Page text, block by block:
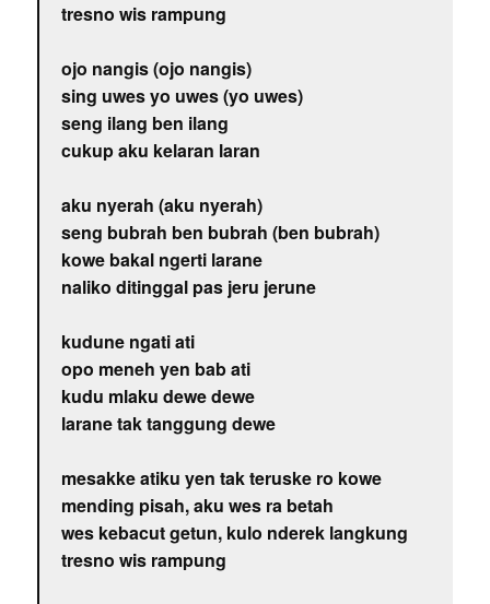
tresno wis rampung
ojo nangis (ojo nangis)
sing uwes yo uwes (yo uwes)
seng ilang ben ilang
cukup aku kelaran laran
aku nyerah (aku nyerah)
seng bubrah ben bubrah (ben bubrah)
kowe bakal ngerti larane
naliko ditinggal pas jeru jerune
kudune ngati ati
opo meneh yen bab ati
kudu mlaku dewe dewe
larane tak tanggung dewe
mesakke atiku yen tak teruske ro kowe
mending pisah, aku wes ra betah
wes kebacut getun, kulo nderek langkung
tresno wis rampung